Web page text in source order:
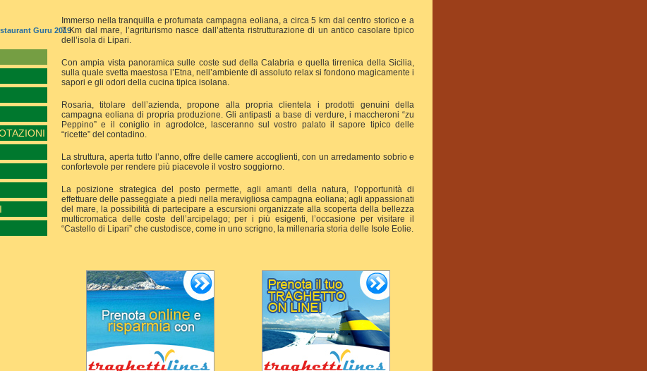
Guru 2019
Immerso nella tranquilla e profumata campagna eoliana, a circa 5 km dal centro storico e a
7 Km dal mare, l’agriturismo nasce dall’attenta ristrutturazione di un antico casolare tipico
dell’isola di Lipari.
Con ampia vista panoramica sulle coste sud della Calabria e quella tirrenica della Sicilia,
sulla quale svetta maestosa l’Etna, nell’ambiente di assoluto relax si fondono magicamente i
sapori e gli odori della cucina tipica isolana.
Rosaria, titolare dell’azienda, propone alla propria clientela i prodotti genuini della
campagna eoliana di propria produzione. Gli antipasti a base di verdure, i maccheroni “zu
Peppino” e il coniglio in agrodolce, lasceranno sul vostro palato il sapore tipico delle
“ricette” del contadino.
La struttura, aperta tutto l’anno, offre delle camere accoglienti, con un arredamento sobrio e
confortevole per rendere più piacevole il vostro soggiorno.
La posizione strategica del posto permette, agli amanti della natura, l’opportunità di
effettuare delle passeggiate a piedi nella meravigliosa campagna eoliana; agli appassionati
del mare, la possibilità di partecipare a escursioni organizzate alla scoperta della bellezza
multicromatica delle coste dell’arcipelago; per i più esigenti, l’occasione per visitare il
“Castello di Lipari” che custodisce, come in uno scrigno, la millenaria storia delle Isole Eolie.